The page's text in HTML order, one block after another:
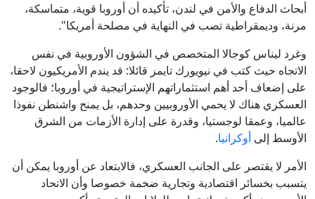
أبحاث الدفاع والأمن في لندن، تأكيده أن أوروبا قوية، متماسكة،
مرنة، وديمقراطية تصب في النهاية في مصلحة أمريكا".
وغرد ليناس كوجالا المتخصص في الشؤون الأوروبية في نفس
الاتجاه حيث كتب في نيويورك تايمز قائلا: قد يندم الأمريكيون لاحقا،
على إضعاف أحد أهم استثماراتهم الإستراتيجية في أوروبا؛ فالوجود
العسكري هناك لا يحمي الأوروبيين وحدهم، بل يمنح واشنطن نفوذا
عالميا، وعمقا لوجستيا، وقدرة على إدارة الأزمات من الشرق
الأوسط إلى أوكرانيا.
الأمر لا يقتصر على الجانب العسكري، فالابتعاد عن أوروبا يمكن أن
يتسبب بخسائر اقتصادية وتجارية ضخمة خصوصا وأن الاتحاد